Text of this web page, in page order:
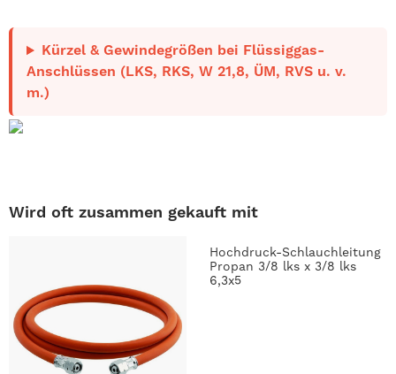
Kürzel & Gewindegrößen bei Flüssiggas-
Anschlüssen (LKS, RKS, W 21,8, ÜM, RVS u. v.
m.)
Wird oft zusammen gekauft mit
Hochdruck-Schlauchleitung
Propan 3/8 lks x 3/8 lks
6,3x5